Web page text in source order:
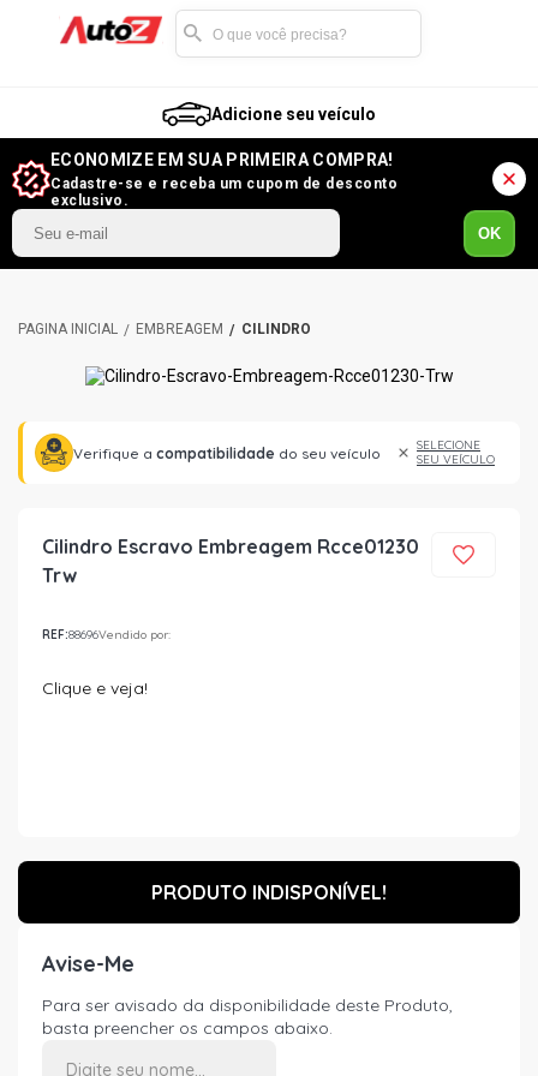
Adicione seu veículo
ECONOMIZE EM SUA PRIMEIRA COMPRA!
Cadastre-se e receba um cupom de desconto
exclusivo.
OK
EMBREAGEM CILINDRO
Verifique a compatibilidade do seu veículo
SELECIONE
SEU VEÍCULO
Cilindro Escravo Embreagem Rcce01230
Trw
REF:88696Vendido por:
Clique e veja!
PRODUTO INDISPONÍVEL!
Avise-Me
Para ser avisado da disponibilidade deste Produto,
basta preencher os campos abaixo.